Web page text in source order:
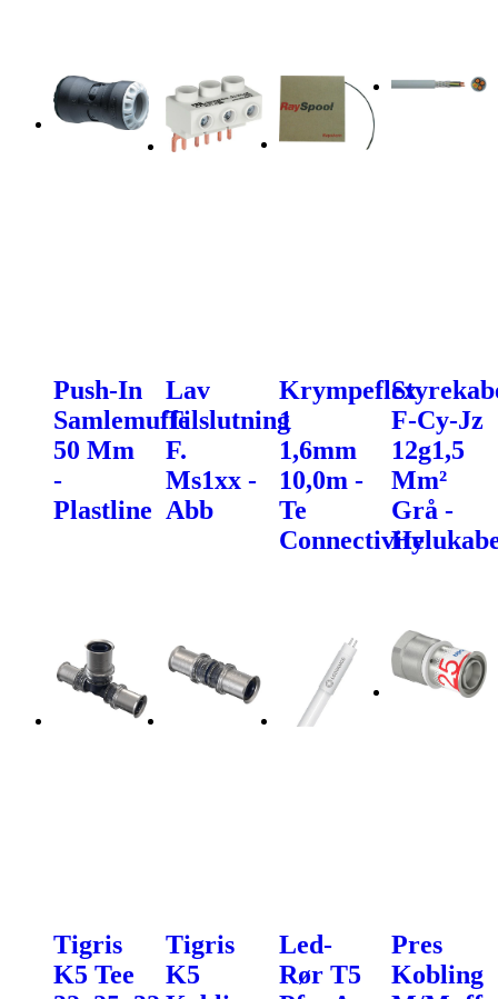
Push-In
Samlemuffe
50 Mm
-
Plastline
Lav
Tilslutning
F.
Ms1xx -
Abb
Krympeflex
1
1,6mm
10,0m -
Te
Connectivity
F-Cy-Jz
12g1,5
Mm²
Grå -
Tigris
K5 Tee
Tigris
K5
Led-
Rør T5
Pres
Kobling